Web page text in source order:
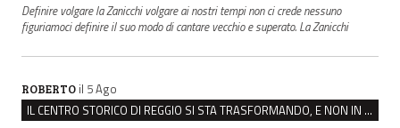
Definire volgare la Zanicchi volgare ai nostri tempi non ci crede nessuno
figuriamoci definire il suo modo di cantare vecchio e superato. La Zanicchi
ROBERTO il 5 Ago
IL CENTRO STORICO DI REGGIO SI STA TRASFORMANDO, E NON IN MEGLIO